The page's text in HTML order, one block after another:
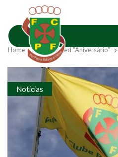
Home Posts Tagged "Aniversário"
Notícias